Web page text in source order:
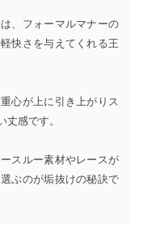
、フォーマルマナーの
快さを与えてくれる王
心が上に引き上がりス
感です。
スルー素材やレースが
ぶのが垢抜けの秘訣で